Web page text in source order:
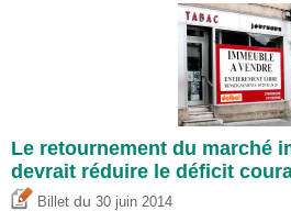
Le retournement du marché
devrait réduire le déficit
Billet du 30 juin 2014